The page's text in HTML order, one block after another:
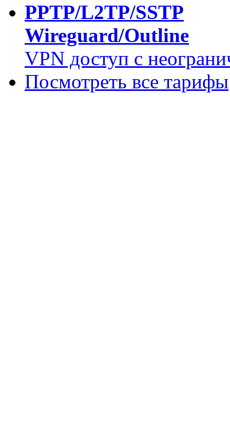
PPTP/L2TP/SSTP
Wireguard/Outline
VPN доступ с
Посмотреть все тарифы